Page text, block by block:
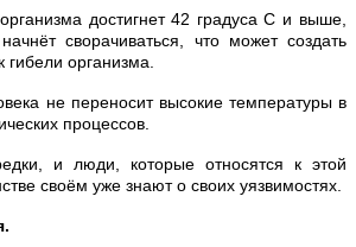
достигнет 42 градуса С и выше,
сворачиваться, что может создать
гибели организма.
не переносит высокие температуры в
процессов.
и люди, которые относятся к этой
своём уже знают о своих уязвимостях.